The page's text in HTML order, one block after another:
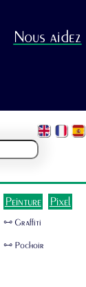
Nous aidez
Peinture
🜺 Graffiti
🜺 Pochoir
Pixel